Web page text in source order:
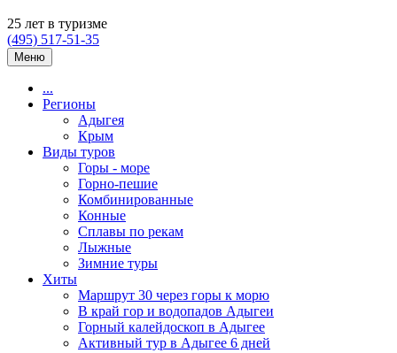
25 лет в туризме
(495) 517-51-35
Меню
...
Регионы
Адыгея
Крым
Виды туров
Горы - море
Горно-пешие
Комбинированные
Конные
Сплавы по рекам
Лыжные
Зимние туры
Хиты
Маршрут 30 через горы к морю
В край гор и водопадов Адыгеи
Горный калейдоскоп в Адыгее
Активный тур в Адыгее 6 дней